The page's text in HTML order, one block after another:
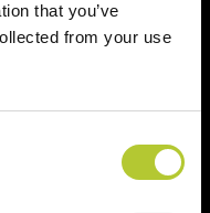
that you’ve
from your use
di 170 Maestri
Domal